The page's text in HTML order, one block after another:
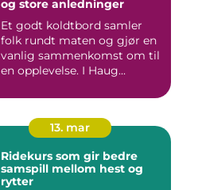
og store anledninger
Et godt koldtbord samler
folk rundt maten og gjør en
vanlig sammenkomst om til
en opplevelse. I Haug...
13. mar
Ridekurs som gir bedre
samspill mellom hest og
rytter